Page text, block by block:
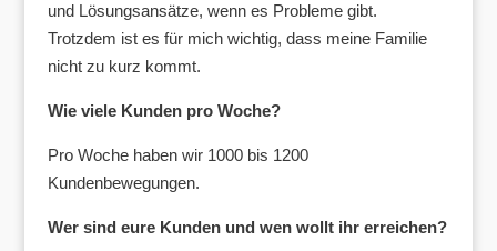
und Lösungsansätze, wenn es Probleme gibt.
Trotzdem ist es für mich wichtig, dass meine Familie
nicht zu kurz kommt.
Wie viele Kunden pro Woche?
Pro Woche haben wir 1000 bis 1200
Kundenbewegungen.
Wer sind eure Kunden und wen wollt ihr erreichen?